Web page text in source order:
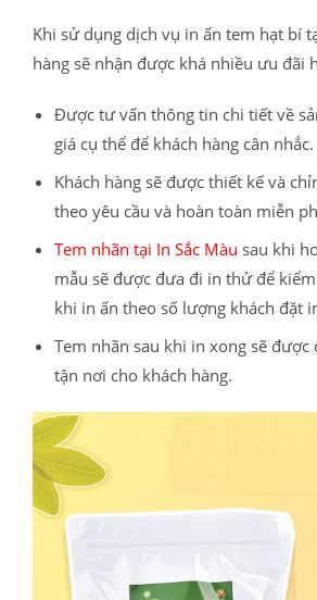
Khi sử dụng dịch vụ in ấn tem hạt bí
hàng sẽ nhận được khá nhiều ưu đãi
Được tư vấn thông tin chi tiết về
giá cụ thể để khách hàng cân nhắc.
Khách hàng sẽ được thiết kế và
theo yêu cầu và hoàn toàn miễn
Tem nhãn tại In Sắc Màu sau khi
mẫu sẽ được đưa đi in thử để
khi in ấn theo số lượng khách đặt
Tem nhãn sau khi in xong sẽ được
tận nơi cho khách hàng.